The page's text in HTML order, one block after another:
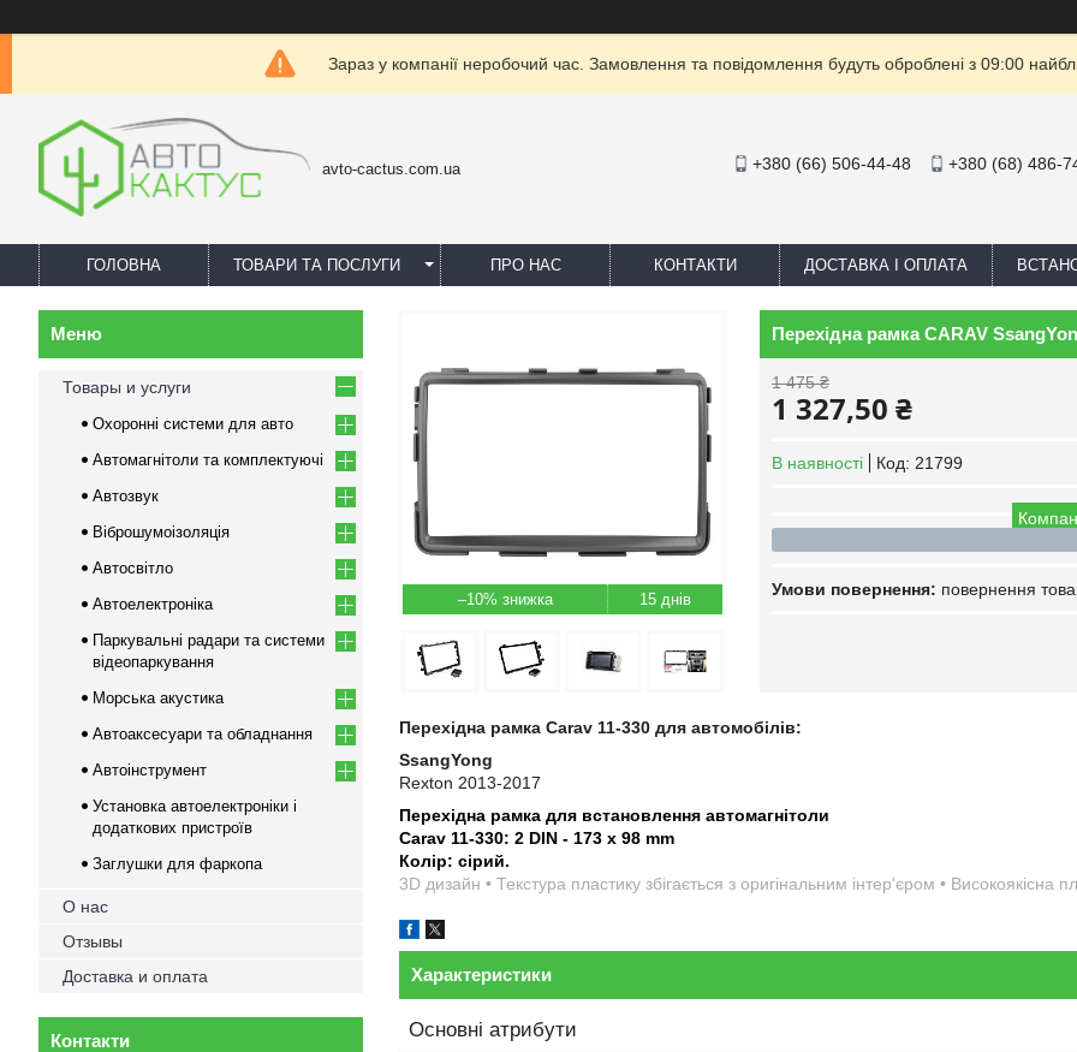
Зараз у компанії неробочий час. Замовлення та повідомлення будуть оброблені з 09:00
avto-cactus.com.ua +380 (66) 506-44-48 +380 (68) 486-
ГОЛОВНА ТОВАРИ ТА ПОСЛУГИ ПРО НАС КОНТАКТИ ДОСТАВКА І ОПЛАТА
–10% 15 днів
Перехідна рамка CARAV
1 475 ₴
1 327,50 ₴
В наявності Код: 21799
повернення
Перехідна рамка Carav 11-330 для автомобілів:
SsangYong
Rexton 2013-2017
Перехідна рамка для встановлення автомагнітоли
Carav 11-330: 2 DIN - 173 x 98 mm
Колір: сірий.
3D дизайн • Текстура пластику збігається з оригінальним інтер'єром • Високоякісна
Характеристики
Основні атрибути
Товары и услуги
Охоронні системи для авто
Автомагнітоли та комплектуючі
Автозвук
Віброшумоізоляція
Автосвітло
Автоелектроніка
Паркувальні радари та системи
відеопаркування
Морська акустика
Автоаксесуари та обладнання
Автоінструмент
Установка автоелектроніки і
додаткових пристроїв
Заглушки для фаркопа
О нас
Отзывы
Доставка и оплата
Контакти